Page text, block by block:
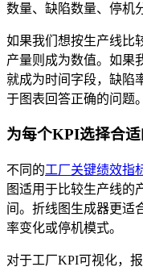
数量、缺陷数量、停机
如果我们想按生产线比
产量则成为数值。如果
就成为时间字段，缺陷
于图表回答正确的问题。
为每个KPI选择合
不同的工厂关键绩效指
图适用于比较生产线的
间。折线图生成器更适
率变化或停机模式。
对于工厂KPI可视化，